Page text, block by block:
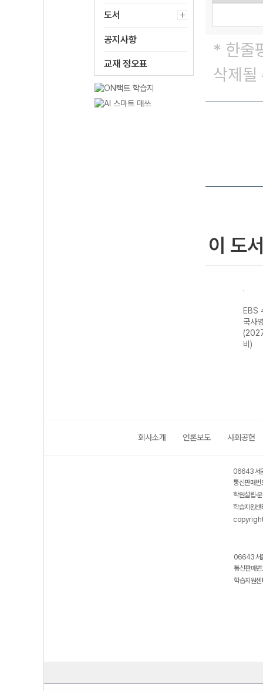
도서
공지사항
교재 정오표
* 한줄
삭제될
이 도
EBS
국사
비)
회사소개 언론보도 사회공헌
06643 서
통신판매
학원설립·
학습지원
06643 서
통신판매
학습지원